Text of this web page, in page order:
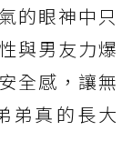
的眼神中只
與男友力爆
全感，讓無
弟真的長大